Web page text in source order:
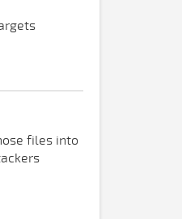
files into